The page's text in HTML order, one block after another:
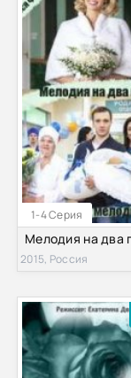
1-4 Серия
2015, Россия